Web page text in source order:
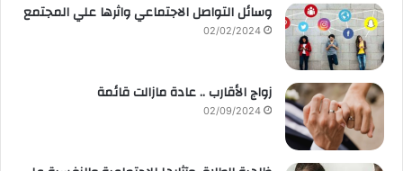
وسائل التواصل الاجتماعي واثرها علي المجتمع
02/02/2024
زواج الأقارب .. عادة مازالت قائمة
02/09/2024